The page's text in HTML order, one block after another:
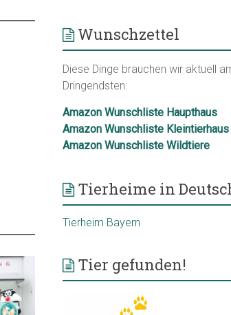
Wunschzettel
Diese Dinge brauchen wir aktuell
Dringendsten:
Amazon Wunschliste Haupthaus
Amazon Wunschliste Kleintierhaus
Amazon Wunschliste Wildtiere
Tierheime in
Tierheim Bayern
Tier gefunden!